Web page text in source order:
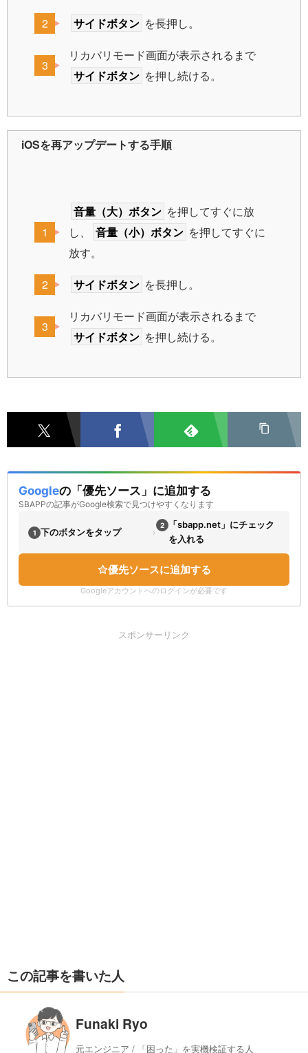
サイドボタン を長押し。
リカバリモード画面が表示されるまで
サイドボタン を押し続ける。
iOSを再アップデートする手順
音量（大）ボタン を押してすぐに放
し、
音量（小）ボタン を押してすぐに
放す。
サイドボタン を長押し。
リカバリモード画面が表示されるまで
サイドボタン を押し続ける。
Googleの「優先ソース」に追加する
SBAPPの記事がGoogle検索で見つけやすくなります
1 下のボタンをタップ › 2
「sbapp.net」にチェック
を入れる
優先ソースに追加する
Googleアカウントへのログインが必要です
スポンサーリンク
この記事を書いた人
Funaki Ryo
元エンジニア / 「困った」を実機検証する人